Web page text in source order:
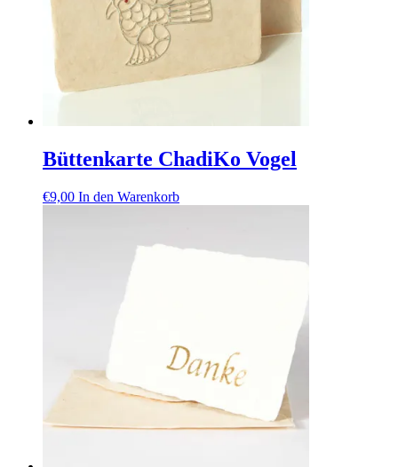
Büttenkarte ChadiKo Vogel
€9,00 In den Warenkorb